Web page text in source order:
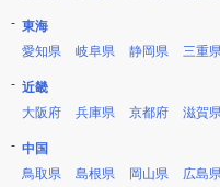
東海
愛知県
岐阜県 静岡県 三重
近畿
大阪府
兵庫県 京都府 滋賀
中国
鳥取県
島根県 岡山県 広島